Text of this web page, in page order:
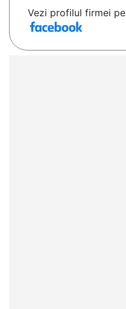
Vezi profilul firmei pe